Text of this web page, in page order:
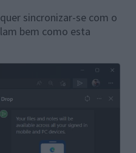
sincronizar-se com o
bem como esta